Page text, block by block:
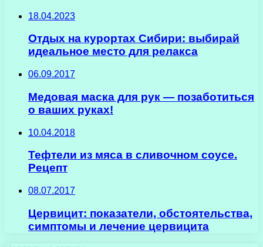
18.04.2023
Отдых на курортах Сибири: выбирай
идеальное место для релакса
06.09.2017
Медовая маска для рук — позаботиться
о ваших руках!
10.04.2018
Тефтели из мяса в сливочном соусе.
Рецепт
08.07.2017
Цервицит: показатели, обстоятельства,
симптомы и лечение цервицита